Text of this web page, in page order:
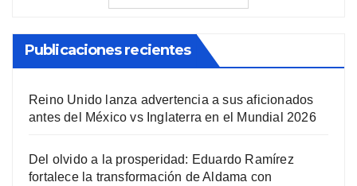
Publicaciones recientes
Reino Unido lanza advertencia a sus aficionados
antes del México vs Inglaterra en el Mundial 2026
Del olvido a la prosperidad: Eduardo Ramírez
fortalece la transformación de Aldama con